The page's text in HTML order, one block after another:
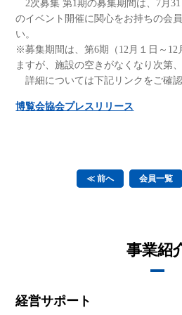
2次募集 第1期の募集期間は、7月
のイベント開催に関心をお持ちの会
い。
※募集期間は、第6期（12月１日～12
ますが、施設の空きがなくなり次第
詳細については下記リンクをご確認
博覧会協会プレスリリース
≪ 前へ 会員一覧
事業紹
経営サポート